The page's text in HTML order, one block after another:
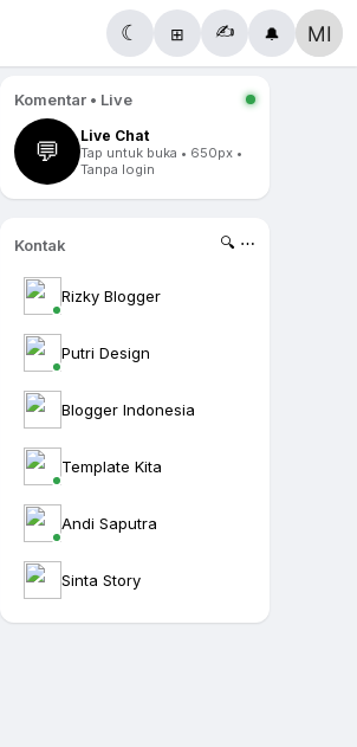
☾ ⊞ ✍️ 🔔
Komentar • Live
💬
Live Chat
Tap untuk buka • 650px •
Tanpa login
Kontak 🔍 ⋯
Rizky Blogger
Putri Design
Blogger Indonesia
Template Kita
Andi Saputra
Sinta Story